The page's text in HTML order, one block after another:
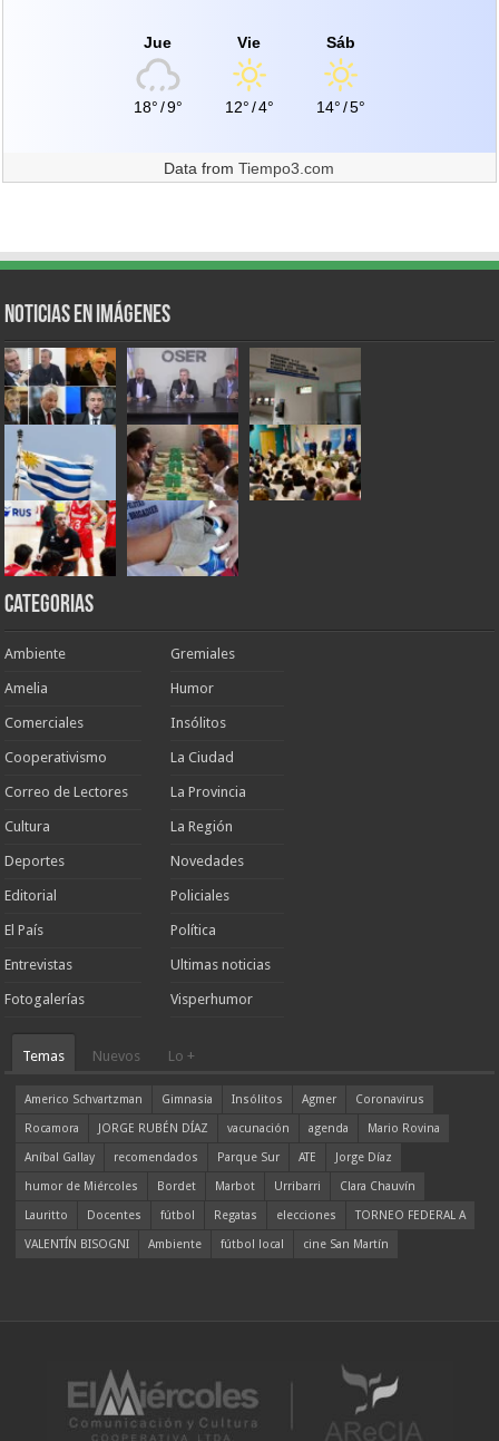
Jue
18°/9°
Vie
12°/4°
Sáb
14°/5°
Data fromTiempo3.com
Noticias en Imágenes
Categorias
Ambiente
Amelia
Comerciales
Cooperativismo
Correo de Lectores
Cultura
Deportes
Editorial
El País
Entrevistas
Fotogalerías
Gremiales
Humor
Insólitos
La Ciudad
La Provincia
La Región
Novedades
Policiales
Política
Ultimas noticias
Visperhumor
Temas Nuevos Lo +
Americo Schvartzman Gimnasia Insólitos Agmer
Coronavirus
Rocamora
JORGE RUBÉN DÍAZ vacunación agenda
Mario Rovina
Aníbal Gallay
recomendados Parque Sur ATE
Jorge Díaz
humor de Miércoles
Bordet Marbot Urribarri
Clara Chauvín
Lauritto
Docentes fútbol Regatas elecciones
TORNEO FEDERAL A
VALENTÍN BISOGNI
Ambiente fútbol local cine San Martín